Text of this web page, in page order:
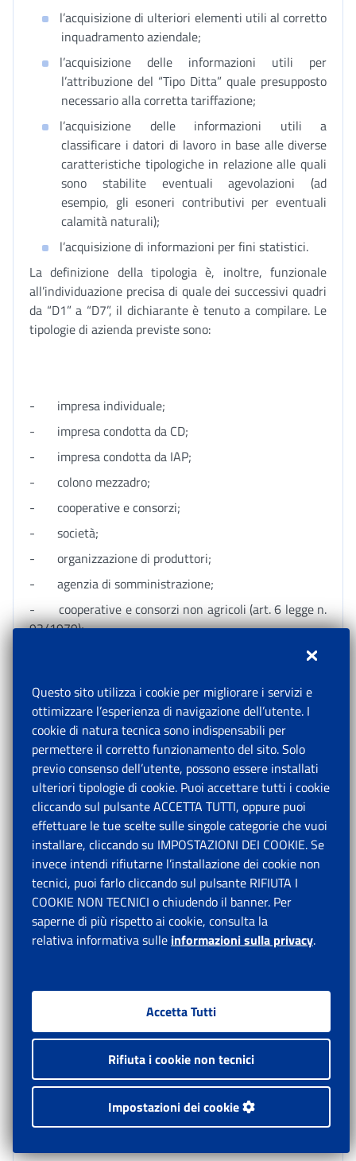
l’acquisizione di ulteriori elementi utili al corretto
inquadramento aziendale;
l’acquisizione delle informazioni utili per
l’attribuzione del “Tipo Ditta” quale presupposto
necessario alla corretta tariffazione;
l’acquisizione delle informazioni utili a
classificare i datori di lavoro in base alle diverse
caratteristiche tipologiche in relazione alle quali
sono stabilite eventuali agevolazioni (ad
esempio, gli esoneri contributivi per eventuali
calamità naturali);
l’acquisizione di informazioni per fini statistici.
La definizione della tipologia è, inoltre, funzionale
all’individuazione precisa di quale dei successivi quadri
da “D1” a “D7”, il dichiarante è tenuto a compilare. Le
tipologie di azienda previste sono:
- impresa individuale;
- impresa condotta da CD;
- impresa condotta da IAP;
- colono mezzadro;
- cooperative e consorzi;
- società;
- organizzazione di produttori;
- agenzia di somministrazione;
- cooperative e consorzi non agricoli (art. 6 legge n.
92/1979);
- pubbliche Amministrazioni.
Quadro “D1” - Impresa CD
Il quadro “D1” è destinato ai soggetti che intendono
assumere manodopera agricola, anche in virtù della
loro posizione di titolare di nucleo coltivatore diretto. I
citati soggetti sono tenuti a dichiarare se l’attività che
si intende avviare in qualità di datori di lavoro sarà
svolta sugli stessi fondi e/o attività per i quali risulta
l’iscrizione alla Gestione previdenziale autonoma dei
precedenti (e quindi non dichiarati nel modello “CD1”).
Tale informazione, seppur già formalmente prevista
nella precedente versione del modello di D.A., assume
ora rilevanza sostanziale in quanto dalla sua verifica,
coordinata con le informazioni contenute nel modello
“CD1”, possono conseguire diverse situazioni
giuridicamente rilevanti.
Questo sito utilizza i cookie per migliorare i servizi e
ottimizzare l’esperienza di navigazione dell’utente. I
cookie di natura tecnica sono indispensabili per
permettere il corretto funzionamento del sito. Solo
previo consenso dell’utente, possono essere installati
ulteriori tipologie di cookie. Puoi accettare tutti i cookie
cliccando sul pulsante ACCETTA TUTTI, oppure puoi
effettuare le tue scelte sulle singole categorie che vuoi
installare, cliccando su IMPOSTAZIONI DEI COOKIE. Se
invece intendi rifiutarne l’installazione dei cookie non
tecnici, puoi farlo cliccando sul pulsante RIFIUTA I
COOKIE NON TECNICI o chiudendo il banner. Per
saperne di più rispetto ai cookie, consulta la
relativa informativa sulle informazioni sulla privacy.
Accetta Tutti
Rifiuta i cookie non tecnici
Impostazioni dei cookie